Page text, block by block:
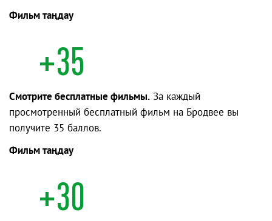
Фильм таңдау
+35
Смотрите бесплатные фильмы. За каждый
просмотренный бесплатный фильм на Бродвее вы
получите 35 баллов.
Фильм таңдау
+30